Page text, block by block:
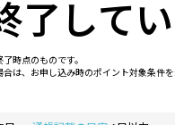
了して
時点のものです。
は、お申し込み時のポイント対象条件